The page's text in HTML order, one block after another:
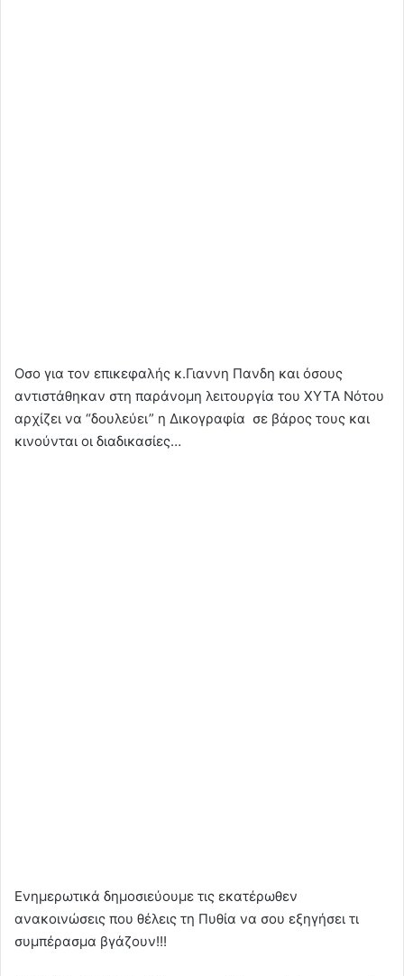
Οσο για τον επικεφαλής κ.Γιαννη Πανδη και όσους
αντιστάθηκαν στη παράνομη λειτουργία του ΧΥΤΑ Νότου
αρχίζει να “δουλεύει” η Δικογραφία σε βάρος τους και
κινούνται οι διαδικασίες…
Ενημερωτικά δημοσιεύουμε τις εκατέρωθεν
ανακοινώσεις που θέλεις τη Πυθία να σου εξηγήσει τι
συμπέρασμα βγάζουν!!!